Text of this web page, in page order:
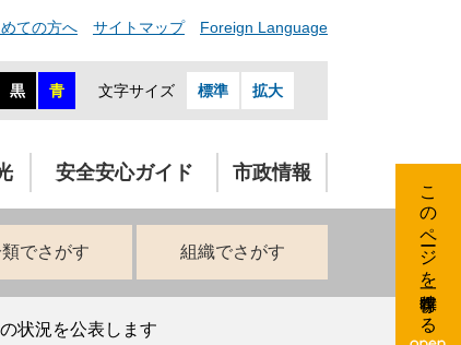
ての方へ サイトマップ Foreign Language
黒 青 文字サイズ 標準 拡大
安全安心ガイド 市政情報
でさがす 組織でさがす
状況を公表します
このページを一時保存する